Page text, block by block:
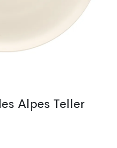
Alpes Teller